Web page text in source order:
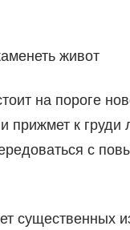
живот
на пороге
прижмет к
с
существенных